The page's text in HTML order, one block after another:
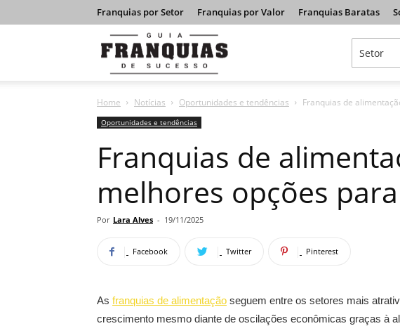
Franquias por Setor Franquias por Valor Franquias Baratas
Franquias
de
Home Notícias Oportunidades e tendências Franquias de
Oportunidades e tendências
Franquias de
melhores opções
Por Lara Alves - 19/11/2025
Facebook Twitter Pinterest
As franquias de alimentação seguem entre os setores mais
crescimento mesmo diante de oscilações econômicas graças à